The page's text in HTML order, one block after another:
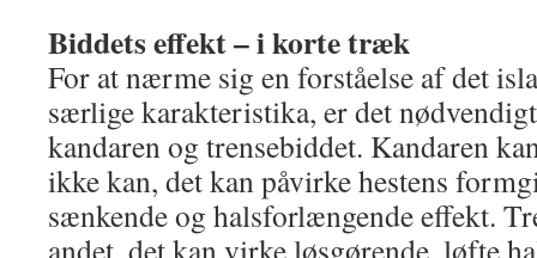
Biddets effekt – i korte træk
For at nærme sig en forståelse af det
særlige karakteristika, er det
kandaren og trensebiddet. Kandaren
ikke kan, det kan påvirke hestens
sænkende og halsforlængende effekt.
andet, det kan virke løsgørende, løfte